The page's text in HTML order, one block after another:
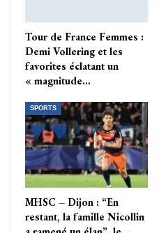
Tour de France Femmes :
Demi Vollering et les
favorites éclatant un
« magnitude…
SPORTS
MHSC – Dijon : “En
restant, la famille Nicollin